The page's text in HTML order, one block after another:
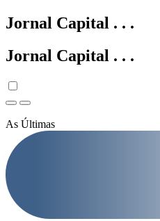
Jornal Capital . . .
Jornal Capital . . .
As Últimas